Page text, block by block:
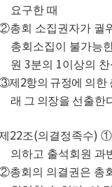
요구한 때
총회 소집권자가 궐
총회소집이 불가능
원 3분의 1이상의
제 2항의 규정에 의한
래 그 의장을 선출한
22조(의결정족수)①
의하고 출석회원 과
총회의 의결권은 총